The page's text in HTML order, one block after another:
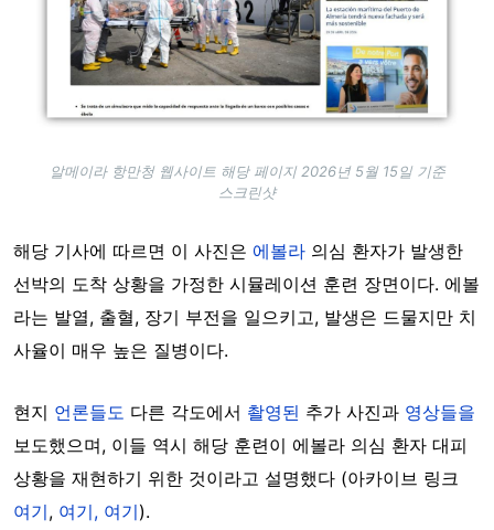
알메이라 항만청 웹사이트 해당 페이지 2026년 5월 15일 기준
스크린샷
해당 기사에 따르면 이 사진은 에볼라 의심 환자가 발생한
선박의 도착 상황을 가정한 시뮬레이션 훈련 장면이다. 에볼
라는 발열, 출혈, 장기 부전을 일으키고, 발생은 드물지만 치
사율이 매우 높은 질병이다.
현지 언론들도 다른 각도에서 촬영된 추가 사진과 영상들을
보도했으며, 이들 역시 해당 훈련이 에볼라 의심 환자 대피
상황을 재현하기 위한 것이라고 설명했다 (아카이브 링크
여기, 여기, 여기).